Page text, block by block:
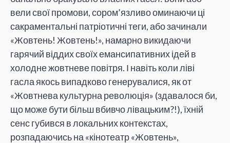
вели свої промови, сором’язливо оминаючи ці
сакраментальні патріотичні теги, або зачинали
«Жовтень! Жовтень!», намарно викидаючи
гарячий віддих своїх емансипативних ідей в
холодне жовтневе повітря. І навіть коли ліві
гасла якось випадково генерувалися, як от
«Жовтнева культурна революція» (здавалося би,
що може бути більш вбивчо лівацьким?!), їхній
сенс губився в локальних контекстах,
розпадаючись на «кінотеатр «Жовтень»,